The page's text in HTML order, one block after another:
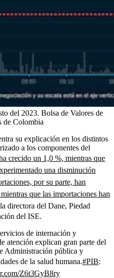
del 2023. Bolsa de Valores de
de Colombia
su explicación en los distintos
a los componentes del
crecido un 1,0 %, mientras que
una disminución
por su parte, han
que las importaciones han
directora del Dane, Piedad
del ISE.
de internación y
atención explican gran parte del
Administración pública y
de la salud humana.#PIB:
Z6t3GyB8ry